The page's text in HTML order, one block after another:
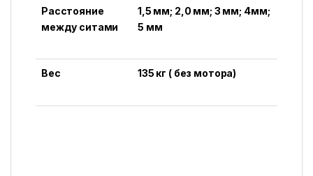
Расстояние
между ситами
1,5 мм; 2,0 мм; 3 мм; 4мм;
5 мм
Вес 135 кг ( без мотора)